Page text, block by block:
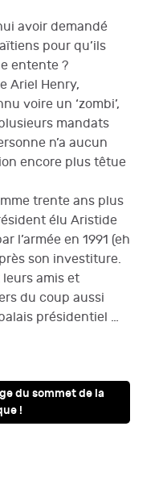
avoir demandé
pour qu’ils
entente ?
Ariel Henry,
voire un ‘zombi’,
mandats
n’a aucun
encore plus têtue
trente ans plus
élu Aristide
l’armée en 1991 (eh
son investiture.
amis et
du coup aussi
présidentiel …
du sommet de la
!